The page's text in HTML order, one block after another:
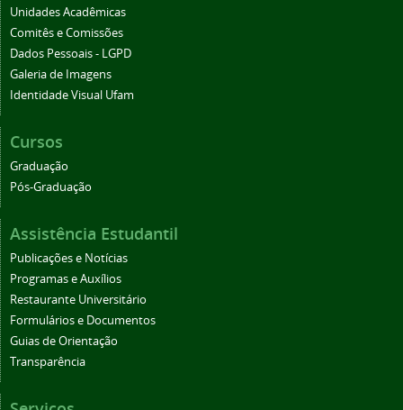
Unidades Acadêmicas
Comitês e Comissões
Dados Pessoais - LGPD
Galeria de Imagens
Identidade Visual Ufam
Cursos
Graduação
Pós-Graduação
Assistência Estudantil
Publicações e Notícias
Programas e Auxílios
Restaurante Universitário
Formulários e Documentos
Guias de Orientação
Transparência